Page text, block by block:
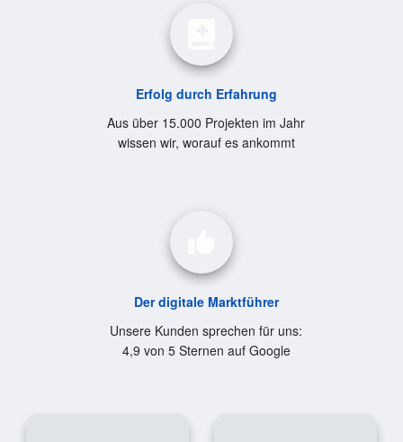
Erfolg durch Erfahrung
Aus über 15.000 Projekten im Jahr
wissen wir, worauf es ankommt
Der digitale Marktführer
Unsere Kunden sprechen für uns:
4,9 von 5 Sternen auf Google